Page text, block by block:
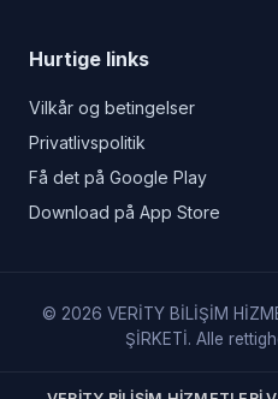
Hurtige links
Vilkår og betingelser
Privatlivspolitik
Få det på Google Play
Download på App Store
© 2026 VERİTY BİLİŞİM
ŞİRKETİ. Alle